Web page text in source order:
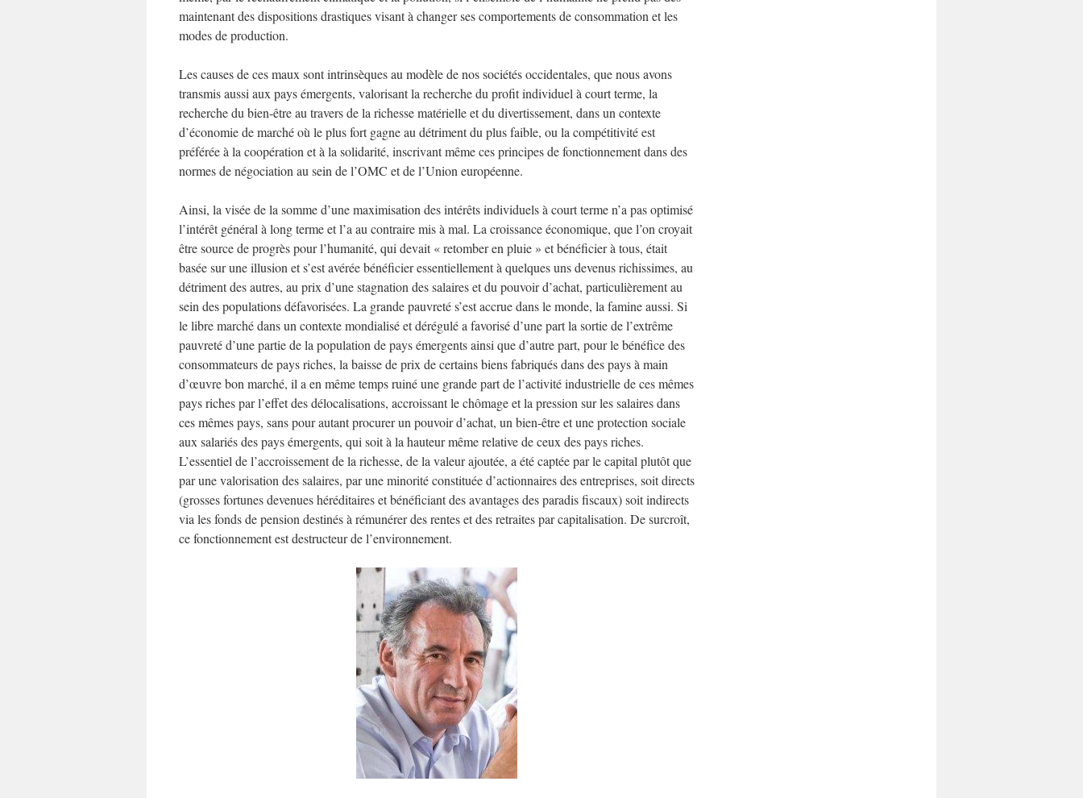
maintenant des dispositions drastiques visant à changer ses comportements de consommation et les
modes de production.
Les causes de ces maux sont intrinsèques au modèle de nos sociétés occidentales, que nous avons
transmis aussi aux pays émergents, valorisant la recherche du profit individuel à court terme, la
recherche du bien-être au travers de la richesse matérielle et du divertissement, dans un contexte
d’économie de marché où le plus fort gagne au détriment du plus faible, ou la compétitivité est
préférée à la coopération et à la solidarité, inscrivant même ces principes de fonctionnement dans des
normes de négociation au sein de l’OMC et de l’Union européenne.
Ainsi, la visée de la somme d’une maximisation des intérêts individuels à court terme n’a pas optimisé
l’intérêt général à long terme et l’a au contraire mis à mal. La croissance économique, que l’on croyait
être source de progrès pour l’humanité, qui devait « retomber en pluie » et bénéficier à tous, était
basée sur une illusion et s’est avérée bénéficier essentiellement à quelques uns devenus richissimes, au
détriment des autres, au prix d’une stagnation des salaires et du pouvoir d’achat, particulièrement au
sein des populations défavorisées. La grande pauvreté s’est accrue dans le monde, la famine aussi. Si
le libre marché dans un contexte mondialisé et dérégulé a favorisé d’une part la sortie de l’extrême
pauvreté d’une partie de la population de pays émergents ainsi que d’autre part, pour le bénéfice des
consommateurs de pays riches, la baisse de prix de certains biens fabriqués dans des pays à main
d’œuvre bon marché, il a en même temps ruiné une grande part de l’activité industrielle de ces mêmes
pays riches par l’effet des délocalisations, accroissant le chômage et la pression sur les salaires dans
ces mêmes pays, sans pour autant procurer un pouvoir d’achat, un bien-être et une protection sociale
aux salariés des pays émergents, qui soit à la hauteur même relative de ceux des pays riches.
L’essentiel de l’accroissement de la richesse, de la valeur ajoutée, a été captée par le capital plutôt que
par une valorisation des salaires, par une minorité constituée d’actionnaires des entreprises, soit directs
(grosses fortunes devenues héréditaires et bénéficiant des avantages des paradis fiscaux) soit indirects
via les fonds de pension destinés à rémunérer des rentes et des retraites par capitalisation. De surcroît,
ce fonctionnement est destructeur de l’environnement.